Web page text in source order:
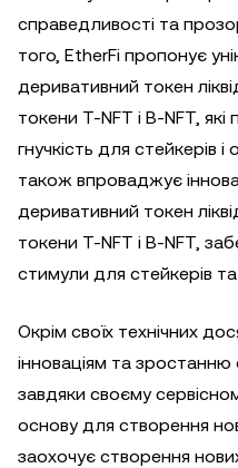
справедливості та
того, EtherFi пропонує
деривативний токен
токени T-NFT і B-NFT,
гнучкість для стейкерів
також впроваджує
деривативний токен
токени T-NFT і B-NFT,
стимули для стейкерів
Окрім своїх технічних
інноваціям та
завдяки своєму
основу для створення
заохочує створення